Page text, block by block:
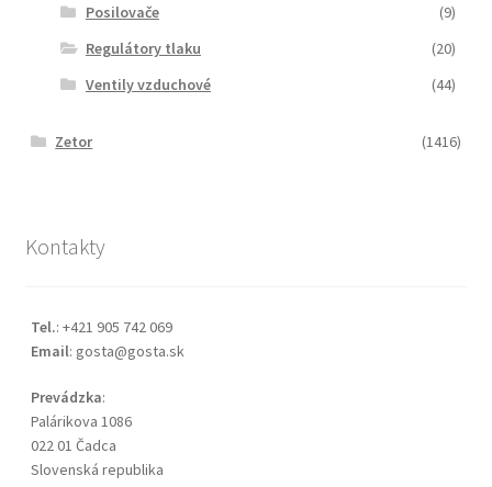
Posilovače
(9)
Regulátory tlaku
(20)
Ventily vzduchové
(44)
Zetor (1416)
Kontakty
Tel.: +421 905 742 069
Email: gosta@gosta.sk
Prevádzka:
Palárikova 1086
022 01 Čadca
Slovenská republika